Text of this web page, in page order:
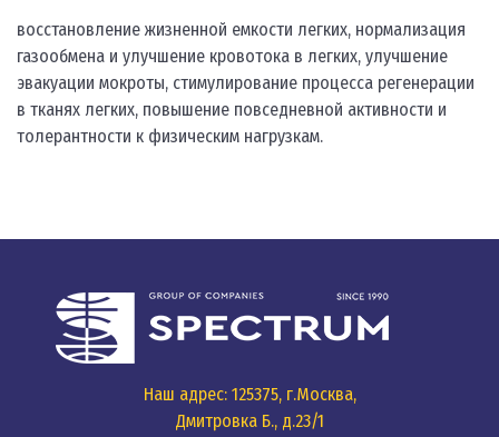
восстановление жизненной емкости легких, нормализация
газообмена и улучшение кровотока в легких, улучшение
эвакуации мокроты, стимулирование процесса регенерации
в тканях легких, повышение повседневной активности и
толерантности к физическим нагрузкам.
Наш адрес: 125375, г.Москва,
Дмитровка Б., д.23/1